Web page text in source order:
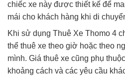
chiếc xe này được thiết kế để
mái cho khách hàng khi di
Khi sử dụng Thuê Xe Thomo 4
thể thuê xe theo giờ hoặc theo
mình. Giá thuê xe cũng phụ
khoảng cách và các yêu cầu